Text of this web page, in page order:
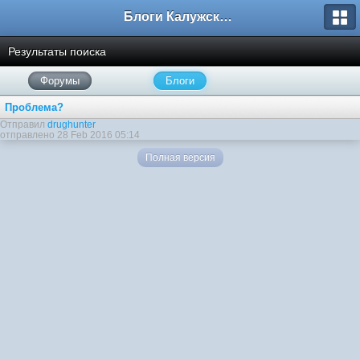
Блоги Калужского перекрестка
Результаты поиска
Форумы Блоги
Проблема?
Отправил drughunter
отправлено 28 Feb 2016 05:14
Полная версия